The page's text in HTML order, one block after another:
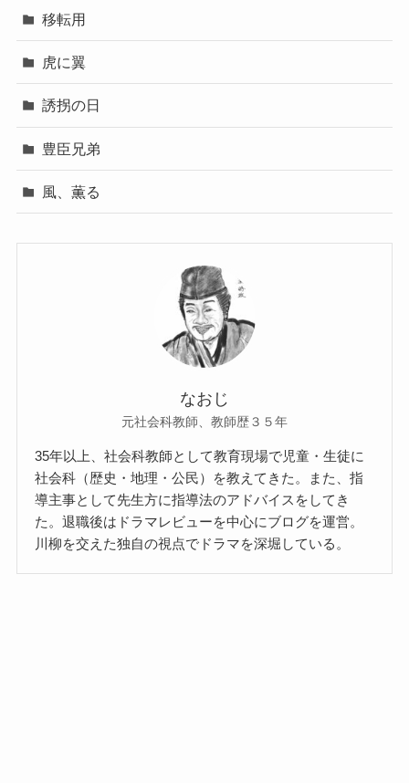
移転用
虎に翼
誘拐の日
豊臣兄弟
風、薫る
なおじ
元社会科教師、教師歴３５年
35年以上、社会科教師として教育現場で児童・生徒に
社会科（歴史・地理・公民）を教えてきた。また、指
導主事として先生方に指導法のアドバイスをしてき
た。退職後はドラマレビューを中心にブログを運営。
川柳を交えた独自の視点でドラマを深堀している。